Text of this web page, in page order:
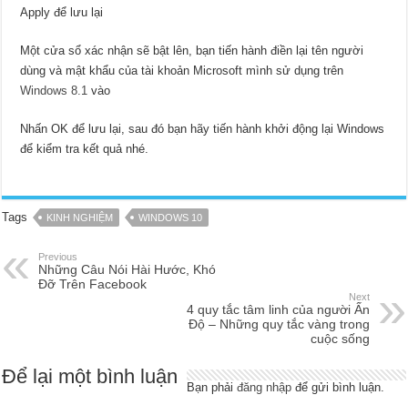
Apply để lưu lại
Một cửa sổ xác nhận sẽ bật lên, bạn tiến hành điền lại tên người
dùng và mật khẩu của tài khoản Microsoft mình sử dụng trên
Windows 8.1 vào
Nhấn OK để lưu lại, sau đó bạn hãy tiến hành khởi động lại Windows
để kiểm tra kết quả nhé.
Tags KINH NGHIỆM WINDOWS 10
Previous
Những Câu Nói Hài Hước, Khó
Đỡ Trên Facebook
Next
4 quy tắc tâm linh của người Ấn
Độ – Những quy tắc vàng trong
cuộc sống
Để lại một bình luận Bạn phảiđăng nhập để gửi bình luận.